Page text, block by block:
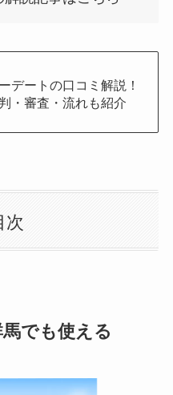
デートの口コミ解説！
・審査・流れも紹介
次
でも使える